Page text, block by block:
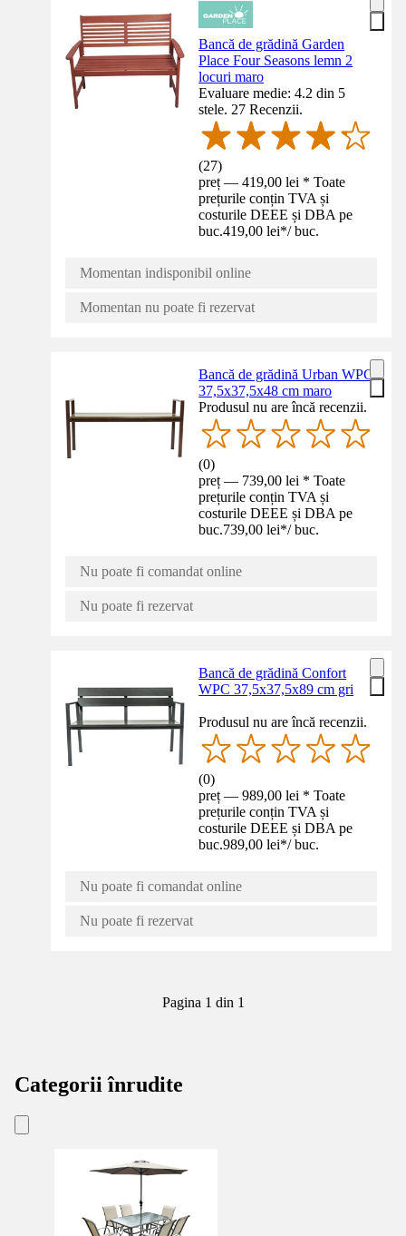
Bancă de grădină Garden
Place Four Seasons lemn 2
locuri maro
Evaluare medie: 4.2 din 5
stele. 27 Recenzii.
(27)
preț — 419,00 lei * Toate
prețurile conțin TVA și
costurile DEEE și DBA pe
buc.419,00 lei*/ buc.
Momentan indisponibil online
Momentan nu poate fi rezervat
Bancă de grădină Urban WPC
37,5x37,5x48 cm maro
Produsul nu are încă recenzii.
(0)
preț — 739,00 lei * Toate
prețurile conțin TVA și
costurile DEEE și DBA pe
buc.739,00 lei*/ buc.
Nu poate fi comandat online
Nu poate fi rezervat
Bancă de grădină Confort
WPC 37,5x37,5x89 cm gri
Produsul nu are încă recenzii.
(0)
preț — 989,00 lei * Toate
prețurile conțin TVA și
costurile DEEE și DBA pe
buc.989,00 lei*/ buc.
Nu poate fi comandat online
Nu poate fi rezervat
Pagina 1 din 1
Categorii înrudite